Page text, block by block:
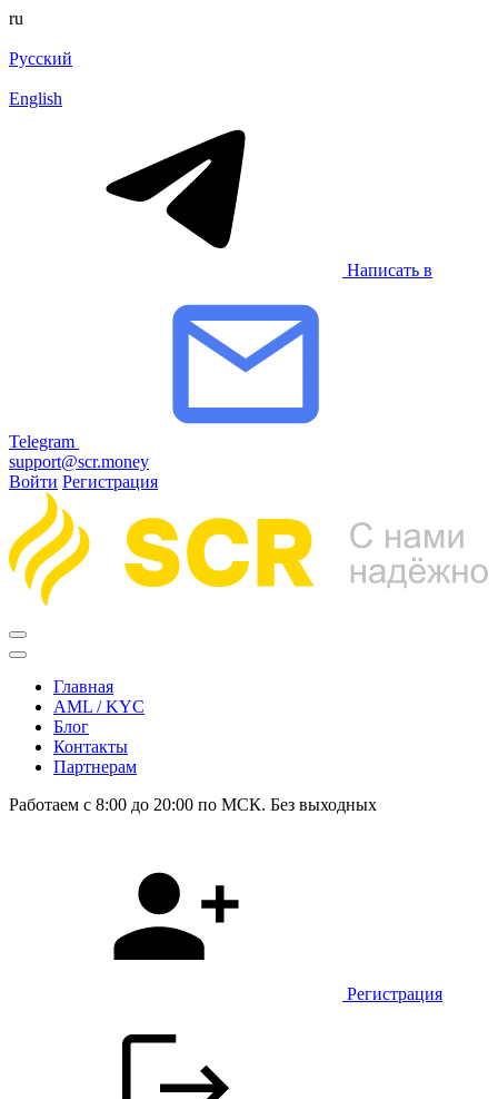
ru
Русский
English
Написать в
Telegram
support@scr.money
Войти Регистрация
Главная
AML / KYC
Блог
Контакты
Партнерам
Работаем с 8:00 до 20:00 по МСК. Без выходных
Регистрация